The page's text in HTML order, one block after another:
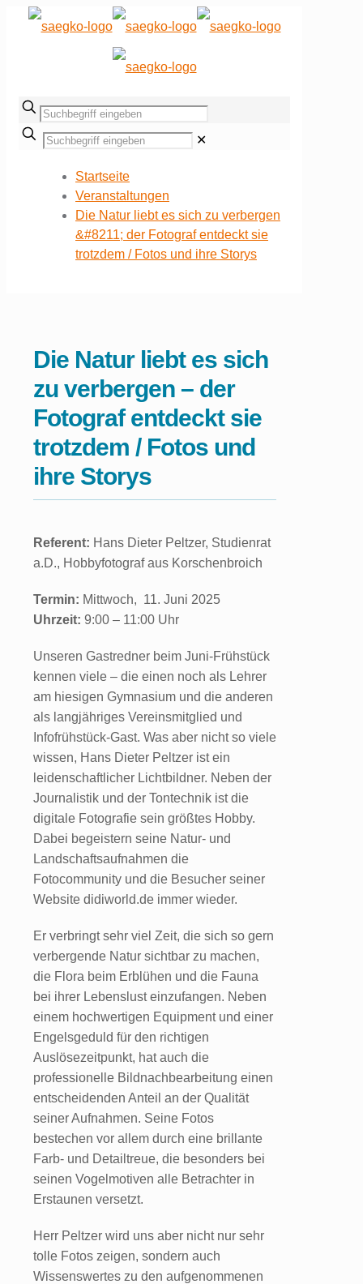
✕
Startseite
Veranstaltungen
Die Natur liebt es sich zu verbergen
&#8211; der Fotograf entdeckt sie
trotzdem / Fotos und ihre Storys
Die Natur liebt es sich
zu verbergen – der
Fotograf entdeckt sie
trotzdem / Fotos und
ihre Storys
Referent: Hans Dieter Peltzer, Studienrat
a.D., Hobbyfotograf aus Korschenbroich
Termin: Mittwoch, 11. Juni 2025
Uhrzeit: 9:00 – 11:00 Uhr
Unseren Gastredner beim Juni-Frühstück
kennen viele – die einen noch als Lehrer
am hiesigen Gymnasium und die anderen
als langjähriges Vereinsmitglied und
Infofrühstück-Gast. Was aber nicht so viele
wissen, Hans Dieter Peltzer ist ein
leidenschaftlicher Lichtbildner. Neben der
Journalistik und der Tontechnik ist die
digitale Fotografie sein größtes Hobby.
Dabei begeistern seine Natur- und
Landschaftsaufnahmen die
Fotocommunity und die Besucher seiner
Website didiworld.de immer wieder.
Er verbringt sehr viel Zeit, die sich so gern
verbergende Natur sichtbar zu machen,
die Flora beim Erblühen und die Fauna
bei ihrer Lebenslust einzufangen. Neben
einem hochwertigen Equipment und einer
Engelsgeduld für den richtigen
Auslösezeitpunkt, hat auch die
professionelle Bildnachbearbeitung einen
entscheidenden Anteil an der Qualität
seiner Aufnahmen. Seine Fotos
bestechen vor allem durch eine brillante
Farb- und Detailtreue, die besonders bei
seinen Vogelmotiven alle Betrachter in
Erstaunen versetzt.
Herr Peltzer wird uns aber nicht nur sehr
tolle Fotos zeigen, sondern auch
Wissenswertes zu den aufgenommenen